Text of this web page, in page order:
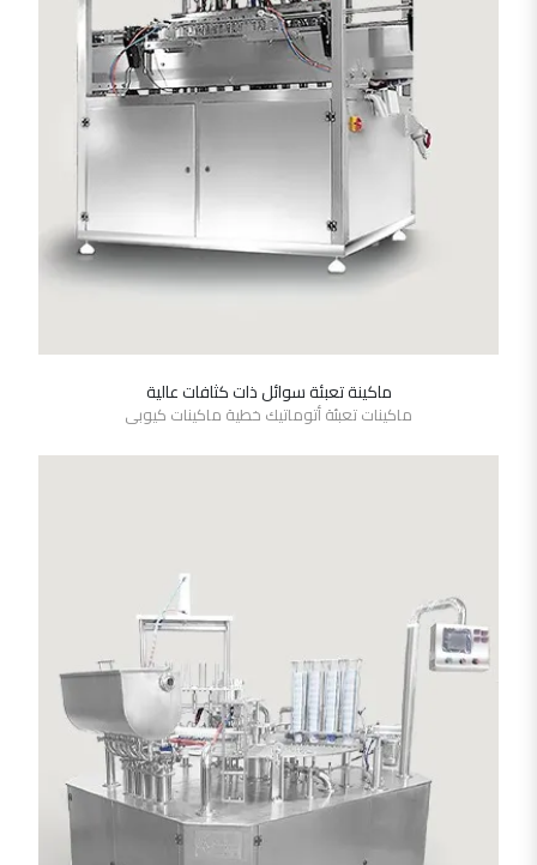
SHOW DETAILS
ماكينة تعبئة سوائل ذات كثافات عالية
ماكينات تعبئة أتوماتيك خطية ماكينات كيوبى